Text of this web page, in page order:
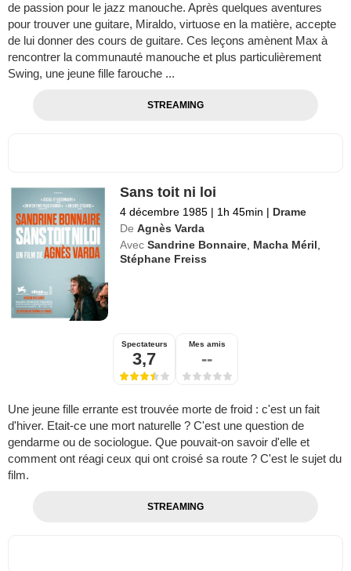
de passion pour le jazz manouche. Après quelques aventures
pour trouver une guitare, Miraldo, virtuose en la matière, accepte
de lui donner des cours de guitare. Ces leçons amènent Max à
rencontrer la communauté manouche et plus particulièrement
Swing, une jeune fille farouche ...
STREAMING
Sans toit ni loi
4 décembre 1985 | 1h 45min | Drame
De Agnès Varda
Avec Sandrine Bonnaire Macha Méril
Stéphane Freiss
Spectateurs
3,7
Mes amis
--
Une jeune fille errante est trouvée morte de froid : c'est un fait
d'hiver. Etait-ce une mort naturelle ? C'est une question de
gendarme ou de sociologue. Que pouvait-on savoir d'elle et
comment ont réagi ceux qui ont croisé sa route ? C'est le sujet du
film.
STREAMING